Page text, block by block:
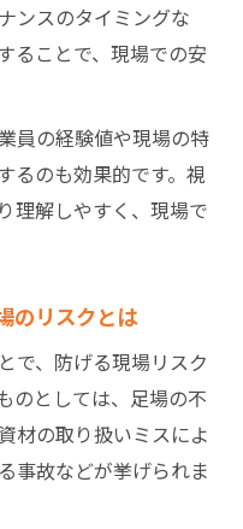
ンスのタイミングな
ることで、現場での安
員の経験値や現場の特
るのも効果的です。視
理解しやすく、現場で
のリスクとは
で、防げる現場リスク
のとしては、足場の不
材の取り扱いミスによ
事故などが挙げられま